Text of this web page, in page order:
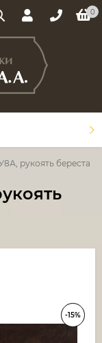
0
рукоять береста
-15%